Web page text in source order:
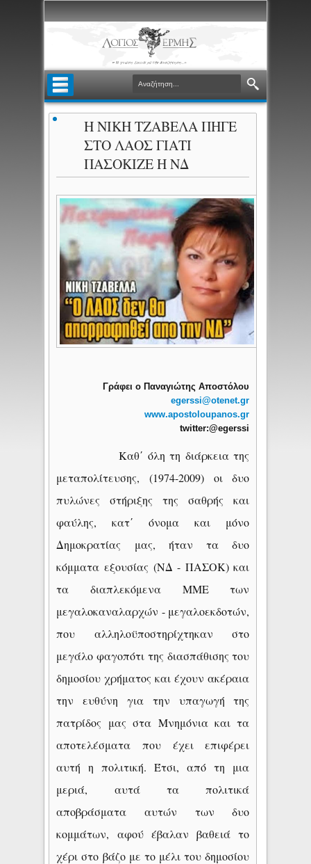
Η ΝΙΚΗ ΤΖΑΒΕΛΑ ΠΗΓΕ
ΣΤΟ ΛΑΟΣ ΓΙΑΤΙ
ΠΑΣΟΚΙΖΕ Η ΝΔ
Γράφει ο Παναγιώτης Αποστόλου
egerssi@otenet.gr
www.apostoloupanos.gr
twitter:@egerssi
Καθ΄ όλη τη διάρκεια της
μεταπολίτευσης, (1974-2009) οι δυο
πυλώνες στήριξης της σαθρής και
φαύλης, κατ΄ όνομα και μόνο
Δημοκρατίας μας, ήταν τα δυο
κόμματα εξουσίας (ΝΔ - ΠΑΣΟΚ) και
τα διαπλεκόμενα ΜΜΕ των
μεγαλοκαναλαρχών - μεγαλοεκδοτών,
που αλληλοϋποστηρίχτηκαν στο
μεγάλο φαγοπότι της διασπάθισης του
δημοσίου χρήματος και έχουν ακέραια
την ευθύνη για την υπαγωγή της
πατρίδος μας στα Μνημόνια και τα
αποτελέσματα που έχει επιφέρει
αυτή η πολιτική. Έτσι, από τη μια
μεριά, αυτά τα πολιτικά
αποβράσματα αυτών των δυο
κομμάτων, αφού έβαλαν βαθειά το
χέρι στο βάζο με το μέλι του δημοσίου